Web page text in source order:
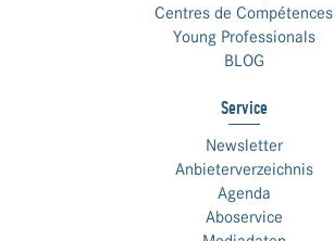
Centres de Compétences
Young Professionals
BLOG
Service
Newsletter
Anbieterverzeichnis
Agenda
Aboservice